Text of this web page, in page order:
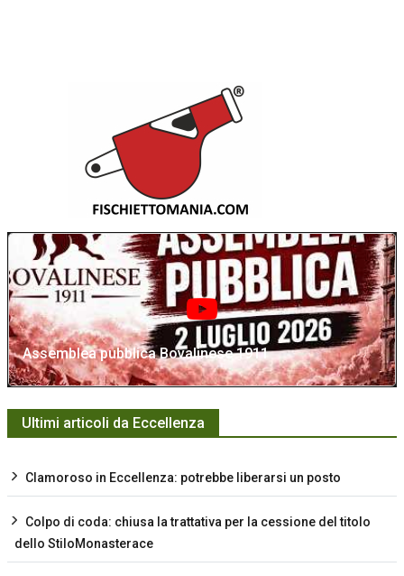
Assemblea pubblica Bovalinese 1911
Ultimi articoli da Eccellenza
Clamoroso in Eccellenza: potrebbe liberarsi un posto
Colpo di coda: chiusa la trattativa per la cessione del titolo
dello StiloMonasterace